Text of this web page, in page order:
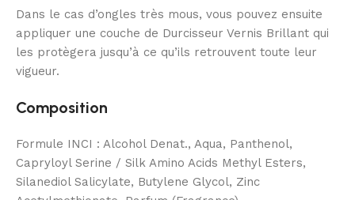
Dans le cas d’ongles très mous, vous pouvez ensuite
appliquer une couche de Durcisseur Vernis Brillant qui
les protègera jusqu’à ce qu’ils retrouvent toute leur
vigueur.
Composition
Formule INCI : Alcohol Denat., Aqua, Panthenol,
Capryloyl Serine / Silk Amino Acids Methyl Esters,
Silanediol Salicylate, Butylene Glycol, Zinc